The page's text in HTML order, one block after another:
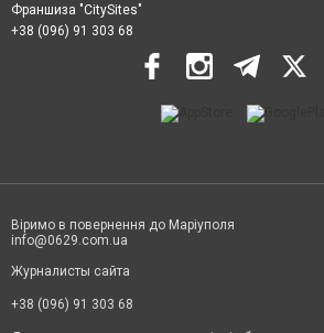
Франшиза "CitySites"
+38 (096) 91 303 68
Віримо в повернення до Маріуполя
info@0629.com.ua
Журналисты сайта
+38 (096) 91 303 68